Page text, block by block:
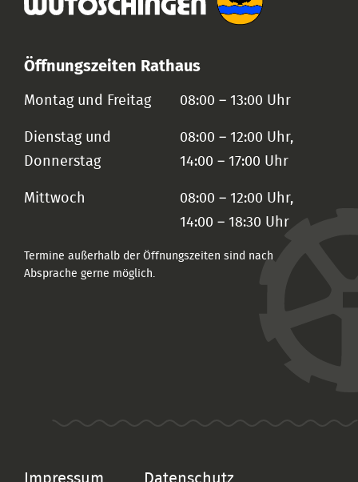
Öffnungszeiten Rathaus
Montag und Freitag 08:00 – 13:00 Uhr
Dienstag und
Donnerstag
08:00 – 12:00 Uhr,
14:00 – 17:00 Uhr
Mittwoch
08:00 – 12:00 Uhr,
14:00 – 18:30 Uhr
Termine außerhalb der Öffnungszeiten sind nach
Absprache gerne möglich.